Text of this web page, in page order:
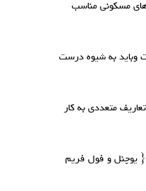
های مسکونی مناسب
وباید به شیوه درست
متعددی به کار
یوچنل و فول فریم